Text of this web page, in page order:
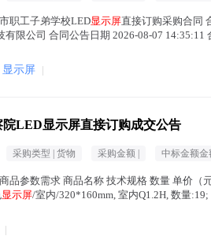
职工子弟学校LED显示屏直接订购采购合同
有限公司 合同公告日期 2026-08-07
显示屏 |
LED显示屏直接订购成交公告
采购类型 | 货物 采购金额 | 中标金额
品参数需求 商品名称 技术规格 数量 单价（
显示屏/室内/320*160mm, 室内Q1.2H, 数量
|